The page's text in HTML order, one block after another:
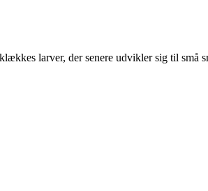
larver, der senere udvikler sig til små